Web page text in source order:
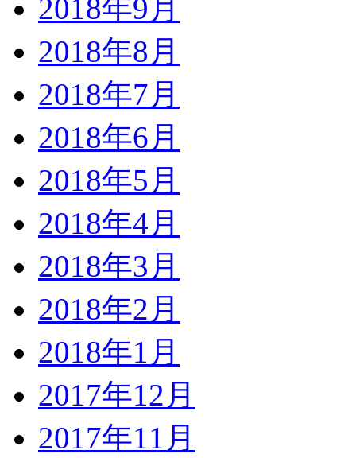
2018年9月
2018年8月
2018年7月
2018年6月
2018年5月
2018年4月
2018年3月
2018年2月
2018年1月
2017年12月
2017年11月